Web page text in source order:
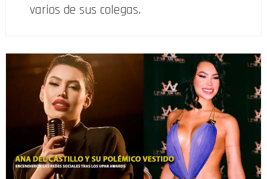
varios de sus colegas.